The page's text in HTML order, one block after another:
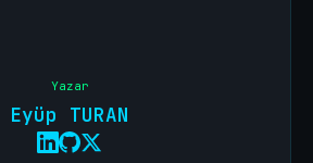
Yazar
Eyüp TURAN